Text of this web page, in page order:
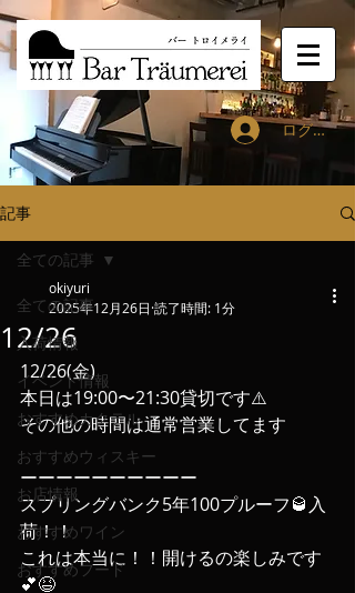
ログイン
記事
全ての記事
入荷情報
イベント情報
おすすめカクテル
おすすめウィスキー
お店情報
おすすめワイン
おすすめフード
全ての記事
12/26
okiyuri
2025年12月26日 読了時間: 1分
12/26(金)
本日は19:00〜21:30貸切です⚠️
その他の時間は通常営業してます
ーーーーーーーーーー
スプリングバンク5年100プルーフ🥃入
荷！！
これは本当に！！開けるの楽しみです
💕😆